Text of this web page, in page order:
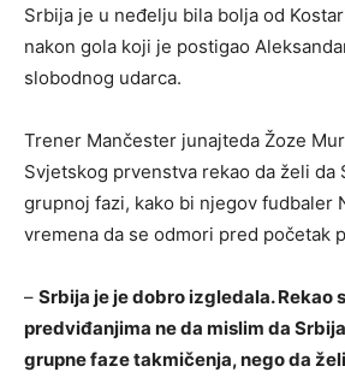
Srbija je u neđelju bila bolja od
nakon gola koji je postigao
slobodnog udarca.
Trener Mančester junajteda Žoze
Svjetskog prvenstva rekao da želi da
grupnoj fazi, kako bi njegov fudbaler
vremena da se odmori pred početak
– Srbija je je dobro izgledala. Rekao
predviđanjima ne da mislim da
grupne faze takmičenja, nego da